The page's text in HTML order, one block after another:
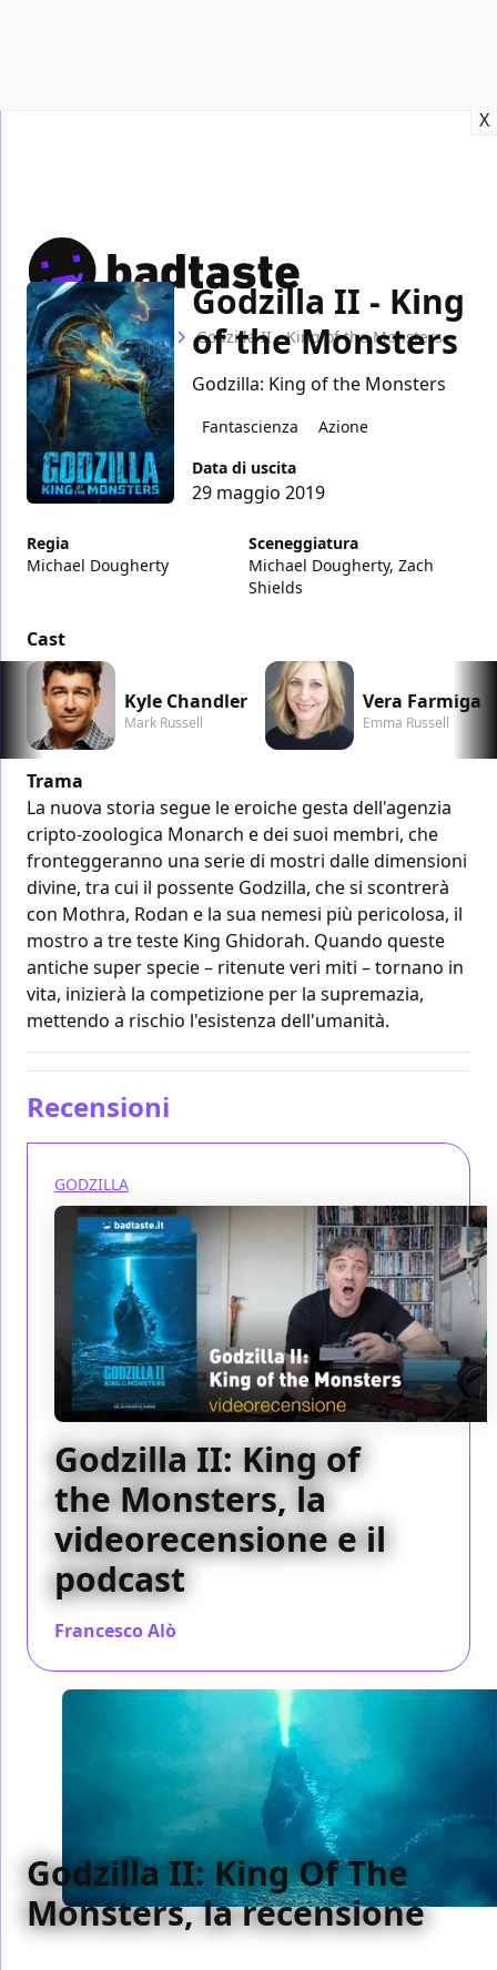
X
Home Film Godzilla II - King of the Monsters
Godzilla II - King
of the Monsters
Godzilla: King of the Monsters
Fantascienza
Azione
Data di uscita
29 maggio 2019
Regia
Michael Dougherty
Sceneggiatura
Michael Dougherty, Zach
Shields
Cast
Kyle Chandler
Mark Russell
Vera Farmiga
Emma Russell
Trama
La nuova storia segue le eroiche gesta dell'agenzia
cripto-zoologica Monarch e dei suoi membri, che
fronteggeranno una serie di mostri dalle dimensioni
divine, tra cui il possente Godzilla, che si scontrerà
con Mothra, Rodan e la sua nemesi più pericolosa, il
mostro a tre teste King Ghidorah. Quando queste
antiche super specie – ritenute veri miti – tornano in
vita, inizierà la competizione per la supremazia,
mettendo a rischio l'esistenza dell'umanità.
Recensioni
GODZILLA
Godzilla II: King of
the Monsters, la
videorecensione e il
podcast
Francesco Alò
Godzilla II: King Of The
Monsters, la recensione